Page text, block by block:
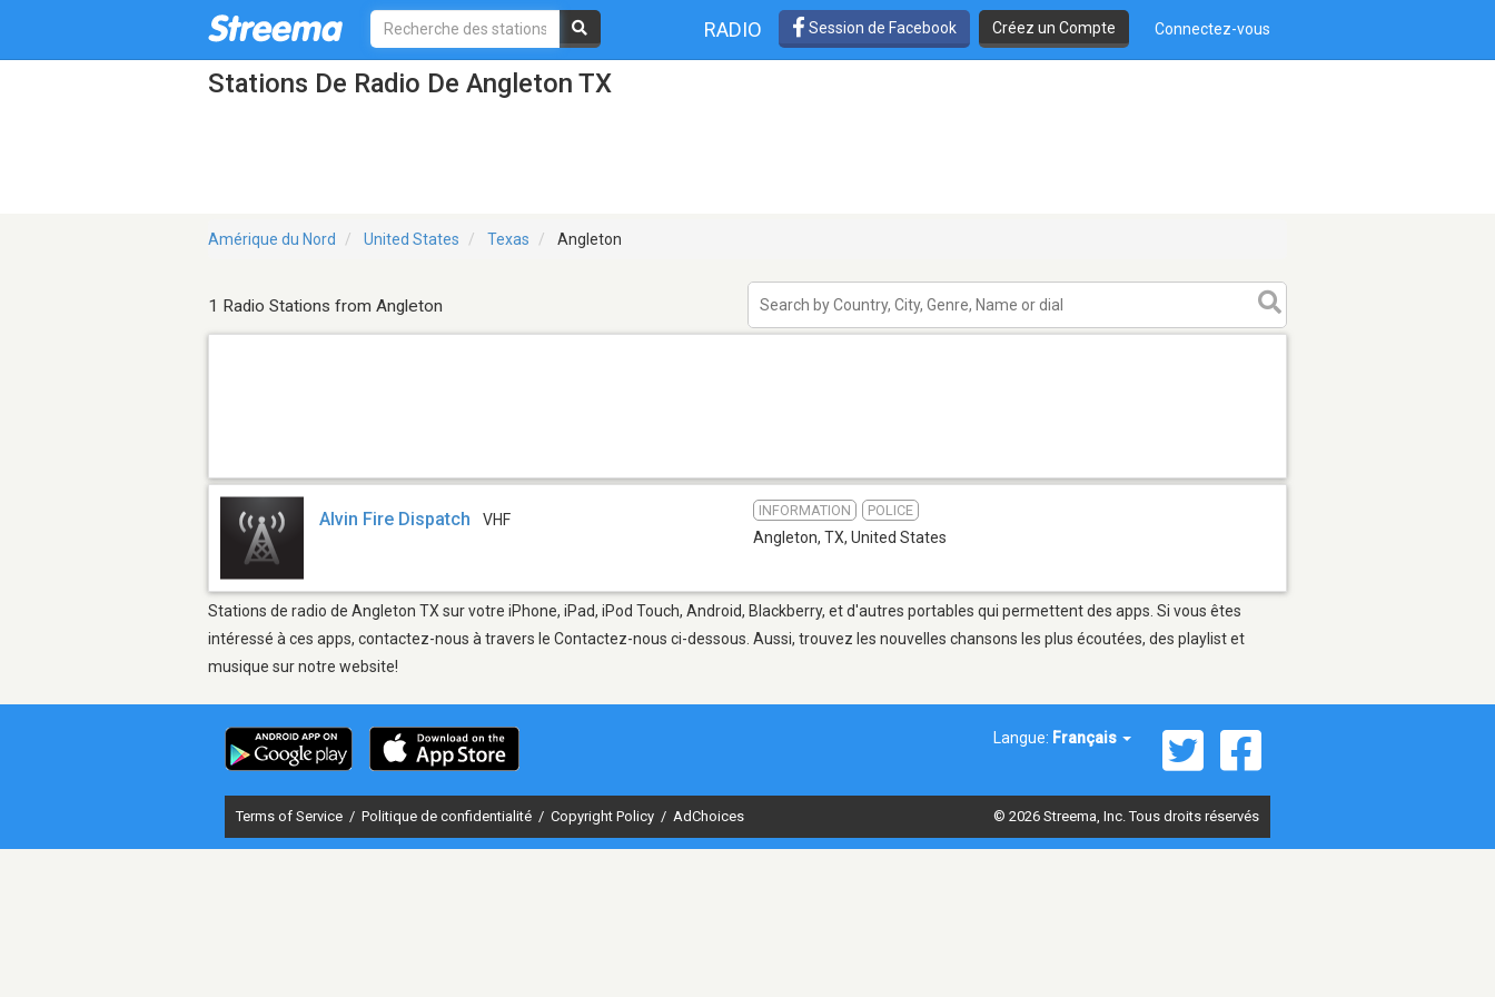
RADIO Session de Facebook Créez un Compte Connectez-vous
Stations De Radio De Angleton TX
Amérique du Nord United States Texas Angleton
1 Radio Stations from Angleton
Alvin Fire Dispatch VHF
INFORMATION POLICE
Angleton, TX, United States
Stations de radio de Angleton TX sur votre iPhone, iPad, iPod Touch, Android, Blackberry, et d'autres portables qui permettent des apps. Si vous êtes
intéressé à ces apps, contactez-nous à travers le Contactez-nous ci-dessous. Aussi, trouvez les nouvelles chansons les plus écoutées, des playlist et
musique sur notre website!
Langue: Français
Terms of Service / Politique de confidentialité / Copyright Policy / AdChoices © 2026 Streema, Inc. Tous droits réservés